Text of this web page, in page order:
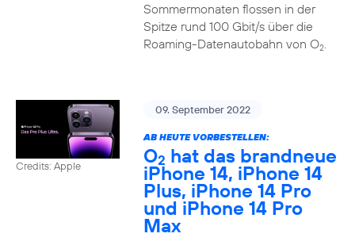
Sommermonaten flossen in der
Spitze rund 100 Gbit/s über die
Roaming-Datenautobahn von O2.
Credits: Apple
09. September 2022
AB HEUTE VORBESTELLEN:
O2 hat das brandneue
iPhone 14, iPhone 14
Plus, iPhone 14 Pro
und iPhone 14 Pro
Max